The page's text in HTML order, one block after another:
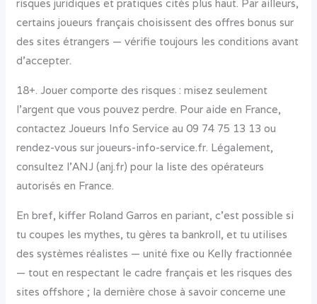
risques juridiques et pratiques cités plus haut. Par ailleurs,
certains joueurs français choisissent des offres bonus sur
des sites étrangers — vérifie toujours les conditions avant
d’accepter.
18+. Jouer comporte des risques : misez seulement
l’argent que vous pouvez perdre. Pour aide en France,
contactez Joueurs Info Service au 09 74 75 13 13 ou
rendez-vous sur joueurs-info-service.fr. Légalement,
consultez l’ANJ (anj.fr) pour la liste des opérateurs
autorisés en France.
En bref, kiffer Roland Garros en pariant, c’est possible si
tu coupes les mythes, tu gères ta bankroll, et tu utilises
des systèmes réalistes — unité fixe ou Kelly fractionnée
— tout en respectant le cadre français et les risques des
sites offshore ; la dernière chose à savoir concerne une